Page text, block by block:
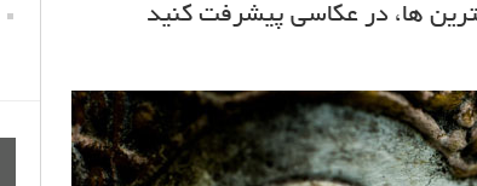
ها، در عکاسی پیشرفت کنید